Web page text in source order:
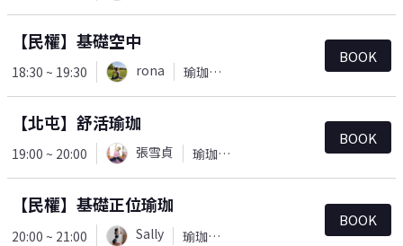
【民權】基礎空中
18:30 ~ 19:30 rona 瑜珈＆皮拉提斯
BOOK
【北屯】舒活瑜珈
19:00 ~ 20:00 張雪貞 瑜珈＆皮拉提斯
BOOK
【民權】基礎正位瑜珈
20:00 ~ 21:00 Sally 瑜珈＆皮拉提斯
BOOK